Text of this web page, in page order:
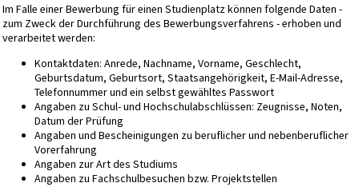
Im Falle einer Bewerbung für einen Studienplatz können folgende Daten -
zum Zweck der Durchführung des Bewerbungsverfahrens - erhoben und
verarbeitet werden:
Kontaktdaten: Anrede, Nachname, Vorname, Geschlecht,
Geburtsdatum, Geburtsort, Staatsangehörigkeit, E-Mail-Adresse,
Telefonnummer und ein selbst gewähltes Passwort
Angaben zu Schul- und Hochschulabschlüssen: Zeugnisse, Noten,
Datum der Prüfung
Angaben und Bescheinigungen zu beruflicher und nebenberuflicher
Vorerfahrung
Angaben zur Art des Studiums
Angaben zu Fachschulbesuchen bzw. Projektstellen